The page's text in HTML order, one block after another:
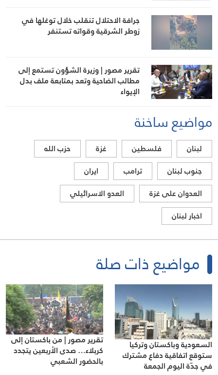
جرافة الاحتلال تنقلب خلال توغلها في
زوطر الشرقية وقواته تستنفر
تقرير مصور | وزيرة الشؤون تستمع إلى
مطالب الضاحية وتعد بمتابعة ملف بدل
الإيواء
مواضيع ساخنة
لبنان فلسطين غزة
حزب الله
جنوب لبنان
ترامب
ايران
العدوان على غزة
العدو الاسرائيلي
اخبار لبنان
مواضيع ذات صلة
السعودية وباكستان وتركيا
ستوقع اتفاقية دفاع مشترك
في جدّة اليوم الجمعة
تقرير مصور | من باكستان إلى
كربلاء… صدى الأربعين يتجدد
بالحضور الشعبي